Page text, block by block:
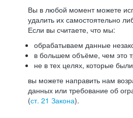
Вы в любой момент можете
удалить их самостоятельно
Если вы считаете, что мы:
обрабатываем данные
в большем объёме, чем это
не в тех целях, которые
вы можете направить нам
данных или требование об
(ст. 21 Закона).